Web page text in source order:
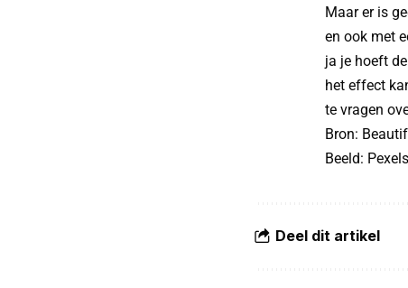
Maar er is
en ook met
ja je hoeft
het effect
te vragen
Bron:
Beeld: Pexels
Deel dit artikel